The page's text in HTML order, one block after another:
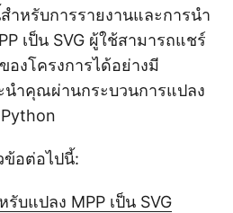
ำหรับการรายงานและการนำ
เป็น SVG ผู้ใช้สามารถแชร์
งโครงการได้อย่างมี
ำคุณผ่านกระบวนการแปลง
อต่อไปนี้:
บแปลง MPP เป็น SVG